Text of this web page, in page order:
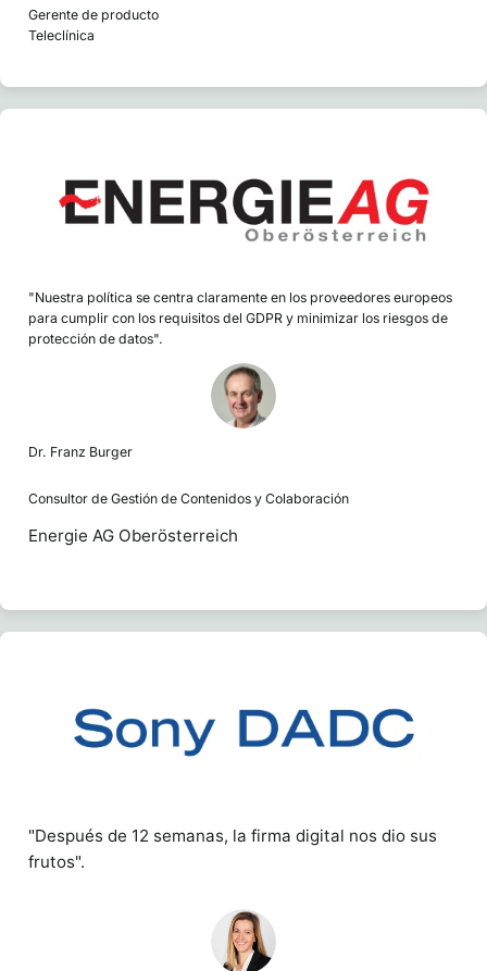
Gerente de producto
Teleclínica
"Nuestra política se centra claramente en los proveedores europeos
para cumplir con los requisitos del GDPR y minimizar los riesgos de
protección de datos".
Dr. Franz Burger
Consultor de Gestión de Contenidos y Colaboración
Energie AG Oberösterreich
"Después de 12 semanas, la firma digital nos dio sus
frutos".